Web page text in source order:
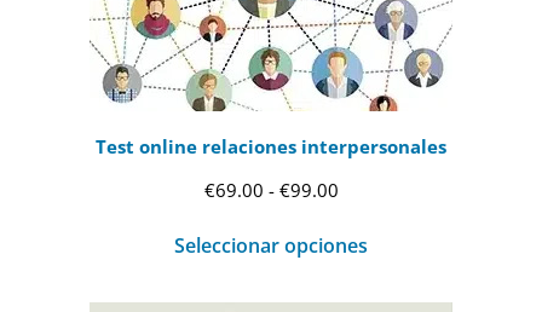
Test online relaciones interpersonales
€69.00 - €99.00Rango
desde
Seleccionar opciones